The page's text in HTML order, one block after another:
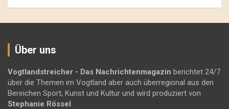
Über uns
Vogtlandstreicher - Das Nachrichtenmagazin berichtet 24/7
über die Themen im Vogtland aber auch überregional aus den
Bereichen Sport, Kunst und Kultur und wird produziert von
Stephanie Rössel.